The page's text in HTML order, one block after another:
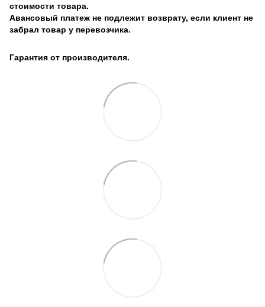
стоимости товара.
Авансовый платеж не подлежит возврату, если клиент не
забрал товар у перевозчика.
Гарантия от производителя.